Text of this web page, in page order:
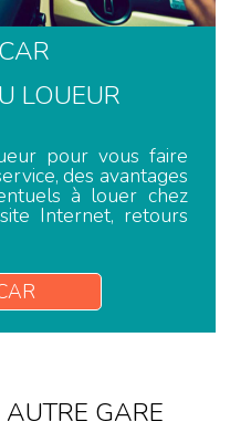
LOUEUR
pour vous faire
des avantages
à louer chez
Internet, retours
AUTRE GARE